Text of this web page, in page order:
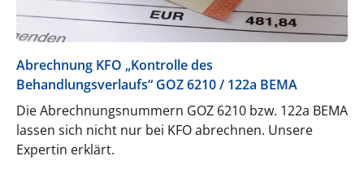
Abrechnung KFO „Kontrolle des
Behandlungsverlaufs“ GOZ 6210 / 122a BEMA
Die Abrechnungsnummern GOZ 6210 bzw. 122a BEMA
lassen sich nicht nur bei KFO abrechnen. Unsere
Expertin erklärt.